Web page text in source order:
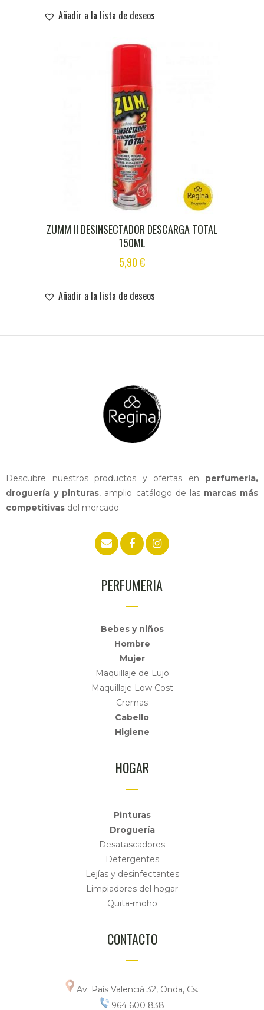
WAS:
3,30 €.
Añadir a la lista de deseos
ZUMM II DESINSECTADOR DESCARGA TOTAL
150ML
5,90€
Añadir a la lista de deseos
Descubre nuestros productos y ofertas en perfumería,
droguería y pinturas, amplio catálogo de las marcas más
competitivas del mercado.
PERFUMERIA
Bebes y niños
Hombre
Mujer
Maquillaje de Lujo
Maquillaje Low Cost
Cremas
Cabello
Higiene
HOGAR
Pinturas
Droguería
Desatascadores
Detergentes
Lejías y desinfectantes
Limpiadores del hogar
Quita-moho
CONTACTO
Av. País Valencià 32, Onda, Cs.
964 600 838